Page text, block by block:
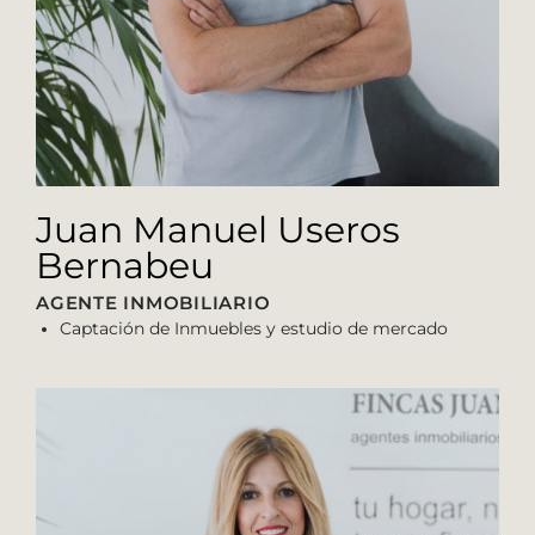
Juan Manuel Useros
Bernabeu
AGENTE INMOBILIARIO
Captación de Inmuebles y estudio de mercado